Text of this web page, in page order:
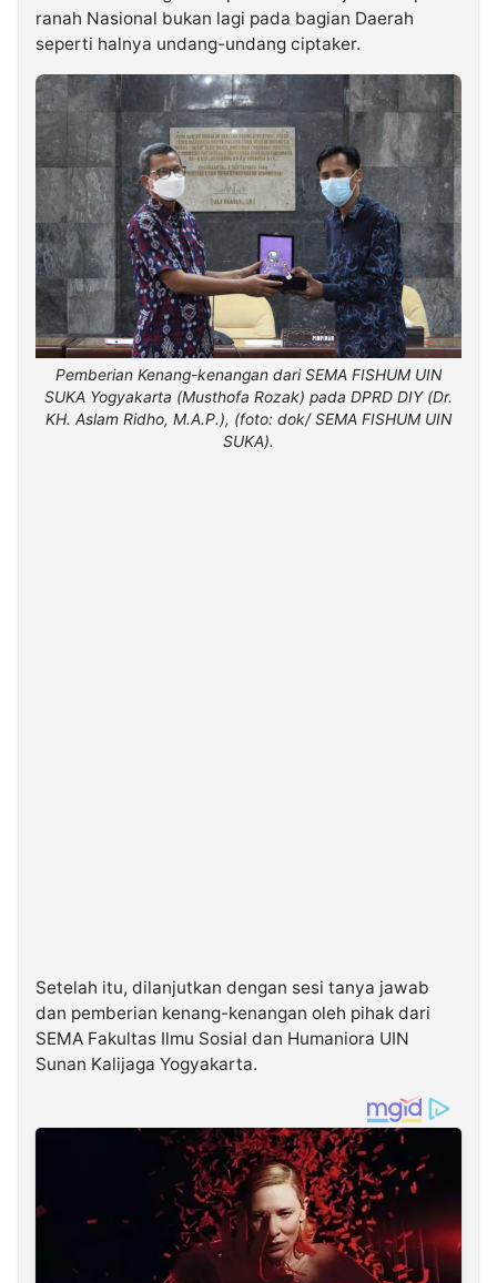
ranah Nasional bukan lagi pada bagian Daerah
seperti halnya undang-undang ciptaker.
Pemberian Kenang-kenangan dari SEMA FISHUM UIN
SUKA Yogyakarta (Musthofa Rozak) pada DPRD DIY (Dr.
KH. Aslam Ridho, M.A.P.), (foto: dok/ SEMA FISHUM UIN
SUKA).
Setelah itu, dilanjutkan dengan sesi tanya jawab
dan pemberian kenang-kenangan oleh pihak dari
SEMA Fakultas Ilmu Sosial dan Humaniora UIN
Sunan Kalijaga Yogyakarta.